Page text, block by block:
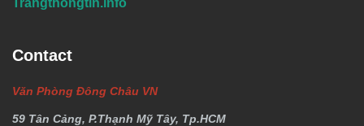
Contact
Văn Phòng Đông Châu VN
59 Tân Cảng, P.Thạnh Mỹ Tây, Tp.HCM